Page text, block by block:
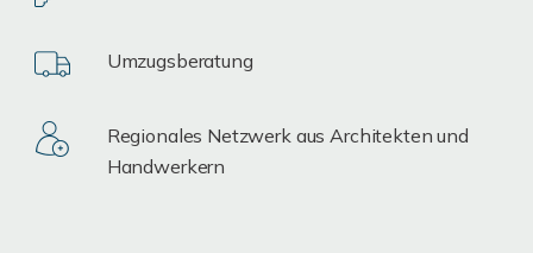
Umzugsberatung
Regionales Netzwerk aus Architekten und
Handwerkern